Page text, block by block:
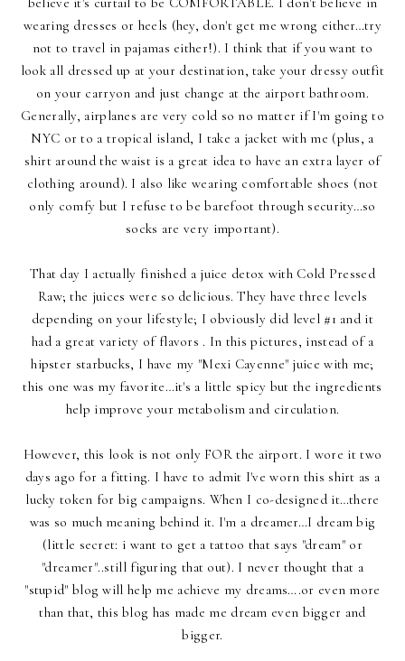
wearing dresses or heels (hey, don't get me wrong either…try
not to travel in pajamas either!). I think that if you want to
look all dressed up at your destination, take your dressy outfit
on your carryon and just change at the airport bathroom.
Generally, airplanes are very cold so no matter if I'm going to
NYC or to a tropical island, I take a jacket with me (plus, a
shirt around the waist is a great idea to have an extra layer of
clothing around). I also like wearing comfortable shoes (not
only comfy but I refuse to be barefoot through security…so
socks are very important).
That day I actually finished a juice detox with Cold Pressed
Raw; the juices were so delicious. They have three levels
depending on your lifestyle; I obviously did level #1 and it
had a great variety of flavors . In this pictures, instead of a
hipster starbucks, I have my "Mexi Cayenne" juice with me;
this one was my favorite…it's a little spicy but the ingredients
help improve your metabolism and circulation.
However, this look is not only FOR the airport. I wore it two
days ago for a fitting. I have to admit I've worn this shirt as a
lucky token for big campaigns. When I co-designed it…there
was so much meaning behind it. I'm a dreamer…I dream big
(little secret: i want to get a tattoo that says "dream" or
"dreamer"..still figuring that out). I never thought that a
"stupid" blog will help me achieve my dreams….or even more
than that, this blog has made me dream even bigger and
bigger.